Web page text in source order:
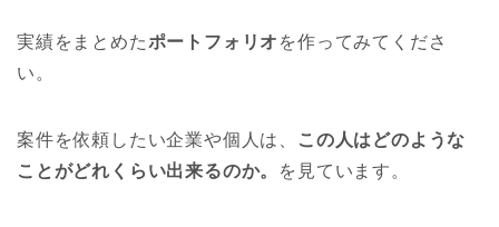
実績をまとめたポートフォリオ を作ってみてくださ
い。
案件を依頼したい企業や個人は、
この人はどのような
ことがどれくらい出来るのか。
を見ています。